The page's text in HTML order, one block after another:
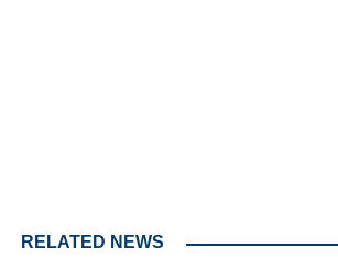
RELATED NEWS